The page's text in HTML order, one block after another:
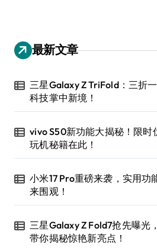
最新文章
三星Galaxy Z TriFold：三折
科技掌中新境！
vivo S50新功能大揭秘！限时
玩机秘籍在此！
小米17 Pro重磅来袭，实用功
来围观！
三星Galaxy Z Fold7抢先曝光
带你揭秘惊艳新亮点！